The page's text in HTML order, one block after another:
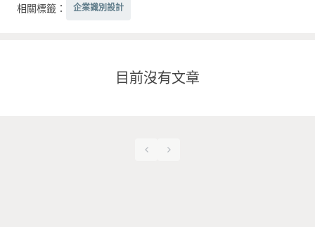
相關標籤： 企業識別設計
目前沒有文章